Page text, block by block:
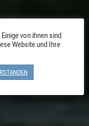
von ihnen sind
Website und Ihre